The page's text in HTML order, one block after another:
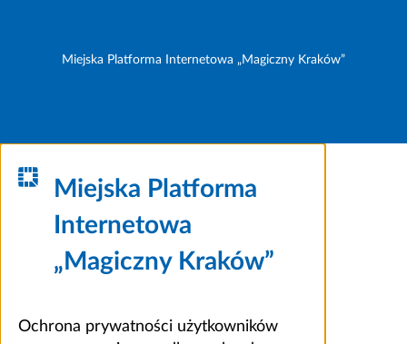
Miejska Platforma Internetowa „Magiczny Kraków”
Miejska Platforma
Internetowa
„Magiczny Kraków”
Ochrona prywatności użytkowników